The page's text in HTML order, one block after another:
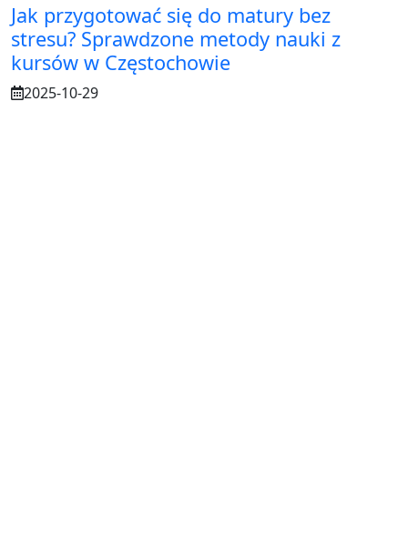
Jak przygotować się do matury bez
stresu? Sprawdzone metody nauki z
kursów w Częstochowie
2025-10-29